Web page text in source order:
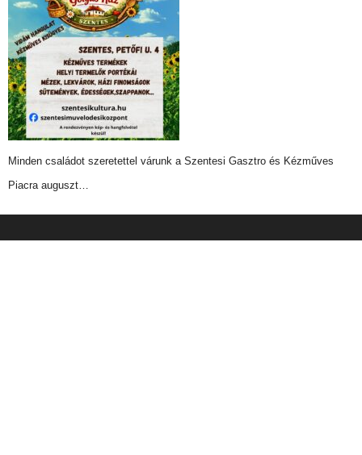
Minden családot szeretettel várunk a Szentesi Gasztro és Kézműves
Piacra auguszt…